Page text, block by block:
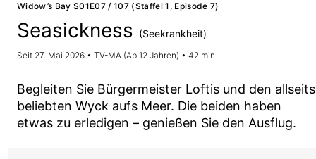
Widow’s Bay S01E07 / 107 (Staffel 1, Episode 7)
Seasickness (Seekrankheit)
Seit 27. Mai 2026 • TV-MA (Ab 12 Jahren) • 42 min
Begleiten Sie Bürgermeister Loftis und den allseits
beliebten Wyck aufs Meer. Die beiden haben
etwas zu erledigen – genießen Sie den Ausflug.